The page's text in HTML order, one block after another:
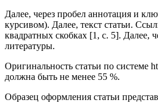
Далее, через пробел аннотация и
курсивом). Далее, текст статьи.
квадратных скобках [1, с. 5]. Далее,
литературы.
Оригинальность статьи по системе
должна быть не менее 55 %.
Образец оформления статьи